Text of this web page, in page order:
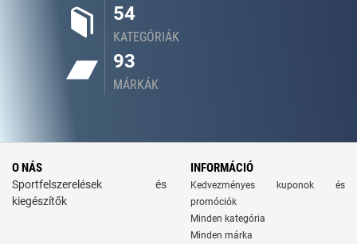
54
KATEGÓRIÁK
93
MÁRKÁK
O NÁS
Sportfelszerelések és
kiegészítők
INFORMÁCIÓ
Kedvezményes kuponok és
promóciók
Minden kategória
Minden márka